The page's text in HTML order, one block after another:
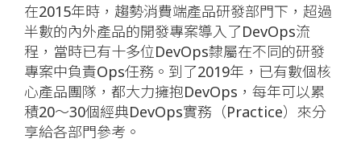
在2015年時，趨勢消費端產品研發部門下，超過
半數的內外產品的開發專案導入了DevOps流
程，當時已有十多位DevOps隸屬在不同的研發
專案中負責Ops任務。到了2019年，已有數個核
心產品團隊，都大力擁抱DevOps，每年可以累
積20～30個經典DevOps實務（Practice）來分
享給各部門參考。